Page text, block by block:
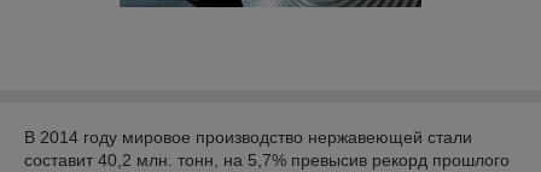
В 2014 году мировое производство нержавеющей стали
составит 40,2 млн. тонн, на 5,7% превысив рекорд прошлого